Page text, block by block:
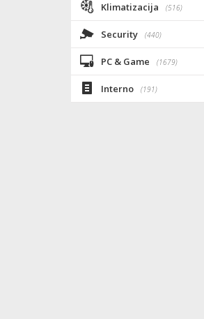
Klimatizacija (516)
Security (440)
PC & Game (1679)
Interno (191)